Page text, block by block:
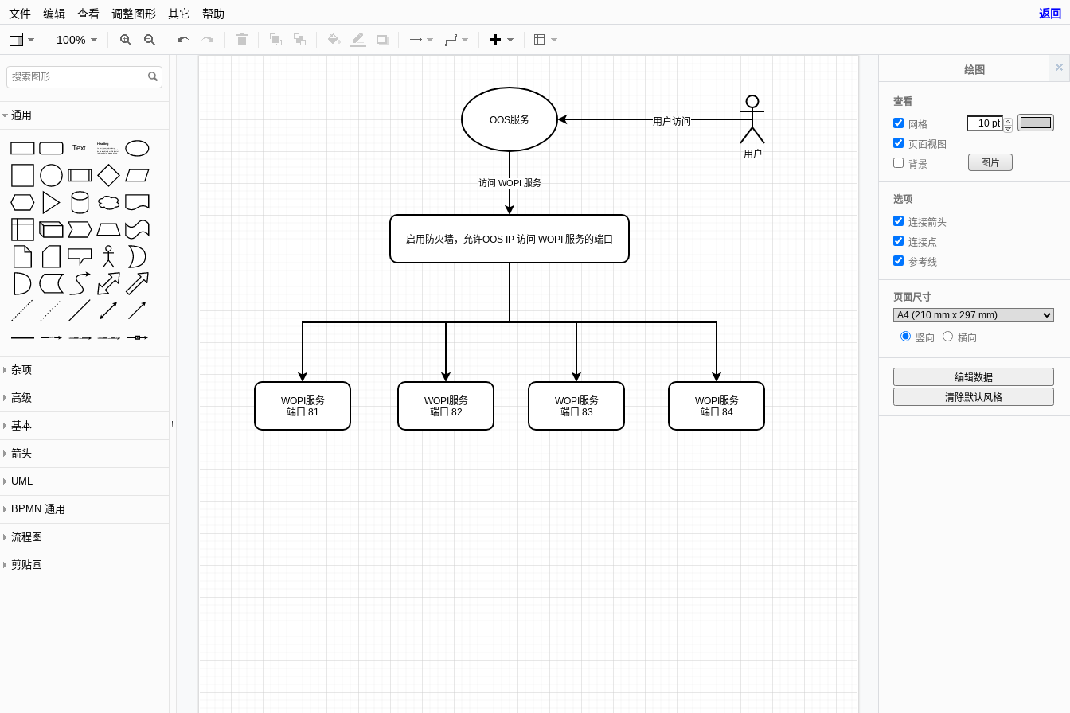
文件 编辑 查看 调整图形 其它 帮助 返回
通用
Text
Heading
do eiusmod tempor incididunt ut
labore et dolore magna aliqua.
Label Label
杂项
高级
基本
箭头
UML
BPMN 通用
流程图
剪贴画
绘图
查看
网格
页面视图
背景
图片
选项
连接箭头
连接点
参考线
页面尺寸
竖向 横向
编辑数据
清除默认风格
访问 WOPI 服务
OOS服务
WOPI服务
端口 81
WOPI服务
端口 82
WOPI服务
端口 83
WOPI服务
端口 84
启用防火墙，允许OOS IP 访问 WOPI 服务的端口
用户访问
用户
100%